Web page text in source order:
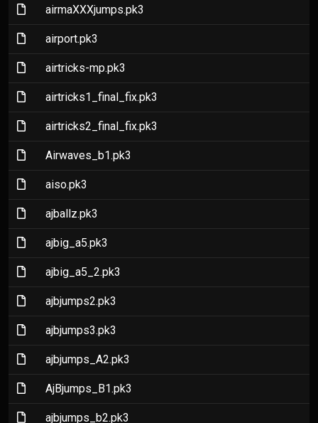
(File)airmaXXXjumps.pk3
(File)airport.pk3
(File)airtricks-mp.pk3
(File)airtricks1_final_fix.pk3
(File)airtricks2_final_fix.pk3
(File)Airwaves_b1.pk3
(File)aiso.pk3
(File)ajballz.pk3
(File)ajbig_a5.pk3
(File)ajbig_a5_2.pk3
(File)ajbjumps2.pk3
(File)ajbjumps3.pk3
(File)ajbjumps_A2.pk3
(File)AjBjumps_B1.pk3
(File)ajbjumps_b2.pk3